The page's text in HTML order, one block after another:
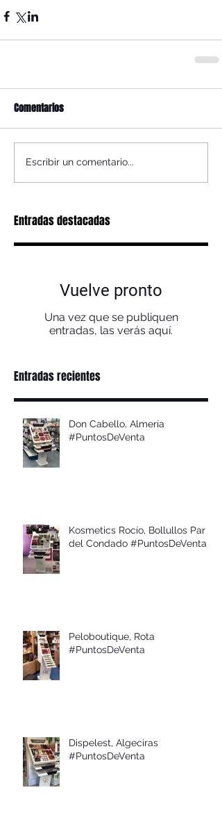
Comentarios
Escribir un comentario...
Entradas destacadas
Vuelve pronto
Una vez que se publiquen
entradas, las verás aquí.
Entradas recientes
Don Cabello, Almería
#PuntosDeVenta
Kosmetics Rocío, Bollullos Par
del Condado #PuntosDeVenta
Peloboutique, Rota
#PuntosDeVenta
Dispelest, Algeciras
#PuntosDeVenta